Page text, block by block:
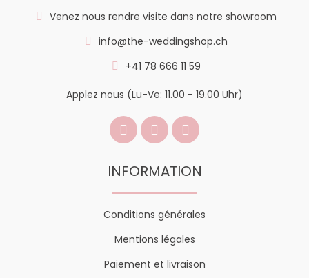
Venez nous rendre visite dans notre showroom
info@the-weddingshop.ch
+41 78 666 11 59
Applez nous (Lu-Ve: 11.00 - 19.00 Uhr)
INFORMATION
Conditions générales
Mentions légales
Paiement et livraison